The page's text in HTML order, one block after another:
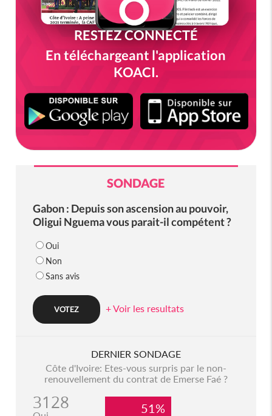
RESTEZ CONNECTÉ
En téléchargeant l'application
KOACI.
SONDAGE
Gabon : Depuis son ascension au pouvoir,
Oligui Nguema vous parait-il compétent ?
Oui
Non
Sans avis
+ Voir les resultats
DERNIER SONDAGE
Côte d'Ivoire: Etes-vous surpris par le non-
renouvellement du contrat de Emerse Faé ?
3128 51%